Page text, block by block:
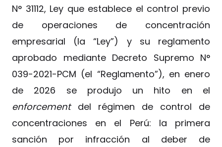
N° 31112, Ley que establece el control previo
de operaciones de concentración
empresarial (la “Ley”) y su reglamento
aprobado mediante Decreto Supremo N°
039-2021-PCM (el “Reglamento”), en enero
de 2026 se produjo un hito en el
enforcementdel régimen de control de
concentraciones en el Perú: la primera
sanción por infracción al deber de